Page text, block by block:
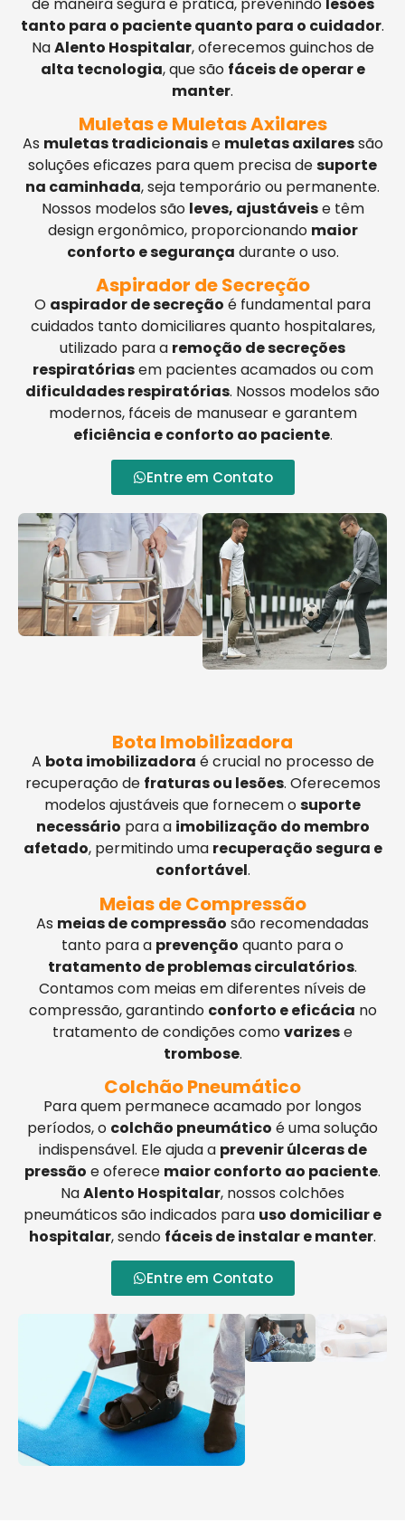
tanto para o paciente quanto para o cuidador.
NaAlento Hospitalar, oferecemos guinchos de
alta tecnologia, que são fáceis de operar e
manter.
Muletas e Muletas Axilares
As muletas tradicionaise muletas axilaressão
soluções eficazes para quem precisa desuporte
na caminhada, seja temporário ou permanente.
Nossos modelos são leves, ajustáveise têm
design ergonômico, proporcionando maior
conforto e segurança durante o uso.
Aspirador de Secreção
O aspirador de secreção é fundamental para
cuidados tanto domiciliares quanto hospitalares,
utilizado para a remoção de secreções
respiratóriasem pacientes acamados ou com
dificuldades respiratórias. Nossos modelos são
modernos, fáceis de manusear e garantem
eficiência e conforto ao paciente.
Entre em Contato
Bota Imobilizadora
A bota imobilizadora é crucial no processo de
recuperação de fraturas ou lesões. Oferecemos
modelos ajustáveis que fornecem osuporte
necessário para a imobilização do membro
afetado, permitindo uma recuperação segura e
confortável.
Meias de Compressão
As meias de compressão são recomendadas
tanto para a prevenção quanto para o
tratamento de problemas circulatórios.
Contamos com meias em diferentes níveis de
compressão, garantindo conforto e eficácia no
tratamento de condições comovarizese
trombose.
Colchão Pneumático
Para quem permanece acamado por longos
períodos, o colchão pneumático é uma solução
indispensável. Ele ajuda a prevenir úlceras de
pressão e oferece maior conforto ao paciente.
NaAlento Hospitalar, nossos colchões
pneumáticos são indicados para uso domiciliar e
hospitalar, sendo fáceis de instalar e manter.
Entre em Contato